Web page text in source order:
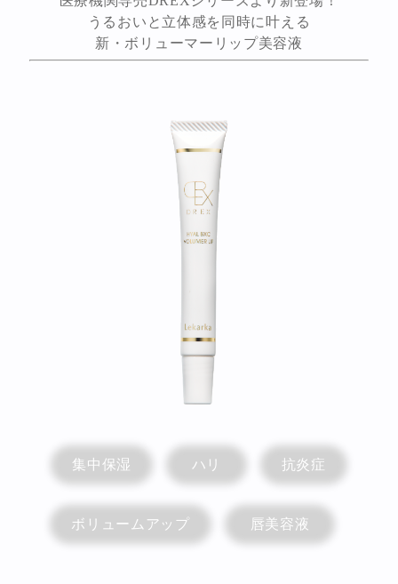
うるおいと立体感を同時に叶える
新・ボリューマーリップ美容液
集中保湿 ハリ 抗炎症
ボリュームアップ 唇美容液